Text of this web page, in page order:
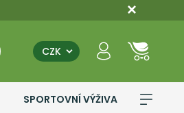
CZK
SPORTOVNÍ VÝŽIVA